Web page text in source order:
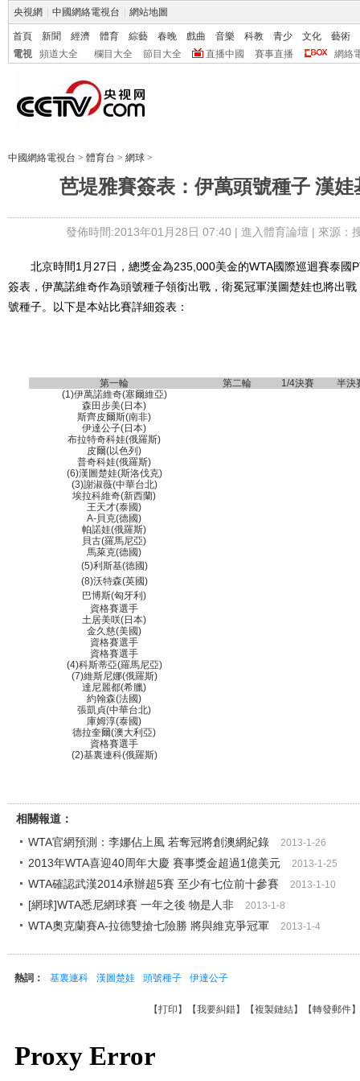
央視網 中國網絡電視台 網站地圖
首頁 新聞 經濟 體育 綜藝 春晚 戲曲 音樂 科教 青少 文化
藝術
電視
頻道大全 欄目大全 節目大全 直播中國 賽事直播 網絡
中國網絡電視台 > 體育台 > 網球 >
芭堤雅賽簽表：伊萬頭號種子 漢娃
發佈時間:2013年01月28日 07:40 | 進入體育論壇 | 來源：
北京時間1月27日，總獎金為235,000美金的WTA國際巡迴賽泰國
簽表，伊萬諾維奇作為頭號種子領銜出戰，衛冕冠軍漢圖楚娃也將出
號種子。以下是本站比賽詳細簽表：
第一輪 第二輪 1/4決賽
半決
(1)伊萬諾維奇(塞爾維亞)
森田步美(日本)
斯齊皮爾斯(南非)
伊達公子(日本)
布拉特奇科娃(俄羅斯)
皮爾(以色列)
普奇科娃(俄羅斯)
(6)漢圖楚娃(斯洛伐克)
(3)謝淑薇(中華台北)
埃拉科維奇(新西蘭)
王天才(泰國)
A-貝克(德國)
帕諾娃(俄羅斯)
貝古(羅馬尼亞)
馬萊克(德國)
(5)利斯基(德國)
(8)沃特森(英國)
巴博斯(匈牙利)
資格賽選手
土居美咲(日本)
金久慈(美國)
資格賽選手
資格賽選手
(4)科斯蒂亞(羅馬尼亞)
(7)維斯尼娜(俄羅斯)
達尼麗都(希臘)
約翰森(法國)
張凱貞(中華台北)
庫姆淳(泰國)
德拉奎爾(澳大利亞)
資格賽選手
(2)基裏連科(俄羅斯)
相關報道：
WTA官網預測：李娜佔上風 若奪冠將創澳網紀錄
2013-1-26
2013年WTA喜迎40周年大慶 賽事獎金超過1億美元 2013-1-25
WTA確認武漢2014承辦超5賽 至少有七位前十參賽 2013-1-10
[網球]WTA悉尼網球賽 一年之後 物是人非 2013-1-8
WTA奧克蘭賽A-拉德雙搶七險勝 將與維克爭冠軍 2013-1-4
熱詞： 基裏連科 漢圖楚娃 頭號種子 伊達公子
【打印 】【我要糾錯】【複製鏈結】【轉發郵件